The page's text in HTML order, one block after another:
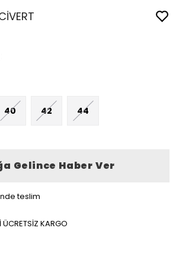
40 42 44
Gelince Haber Ver
teslim
KARGO